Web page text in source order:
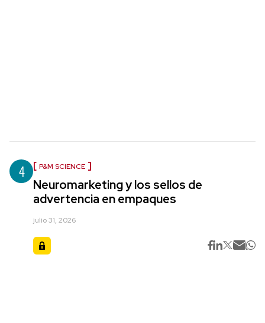
4 P&M SCIENCE
Neuromarketing y los sellos de
advertencia en empaques
julio 31, 2026